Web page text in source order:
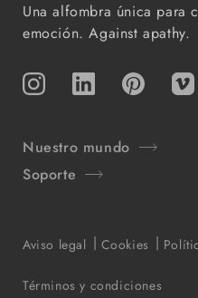
Una alfombra única para
emoción. Against apathy.
InstagramTikTok Pinterest
Nuestro mundo
Soporte
Aviso legal Cookies
Términos y condiciones